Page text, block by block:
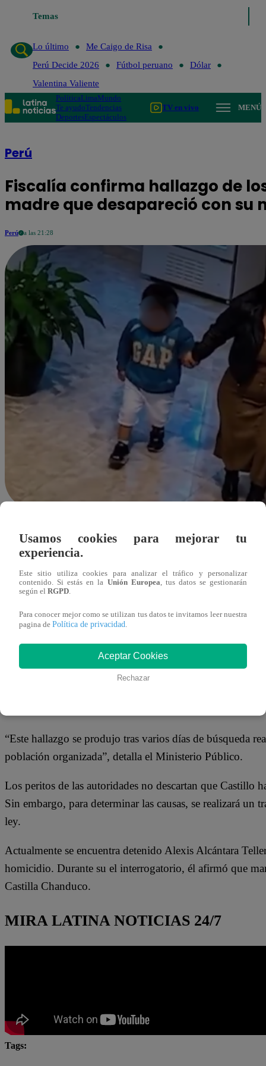
Temas
Lo último
Me Caigo de Risa
Perú Decide 2026
Fútbol peruano
Dólar
Valentina Valiente
PolíticaLimaMundo
Te ayudoTendencias
DeportesEspectáculos
TV en vivo MENÚ
Perú
Fiscalía confirma hallazgo de
madre que desapareció con su
Perú a las 21:28
29 de mayo 2026
La Fiscalía Provincial Mixta de Uchiza, en la región
Zoila Castillo Chanduco, mujer que desapareció junto a
lamentable hecho se da luego de que se encuentre el
Según establece el Ministerio Público, Zoila Castillo
“Este hallazgo se produjo tras varios días de búsqueda
población organizada”, detalla el Ministerio Público.
Los peritos de las autoridades no descartan que Castillo
Sin embargo, para determinar las causas, se realizará un
ley.
Actualmente se encuentra detenido Alexis Alcántara
homicidio. Durante su el interrogatorio, él afirmó que
Castilla Chanduco.
MIRA LATINA NOTICIAS 24/7
Tags:
Usamos cookies para mejorar tu
experiencia.
Este sitio utiliza cookies para analizar el tráfico y personalizar
contenido. Si estás en la Unión Europea , tus datos se gestionarán
según el RGPD
Para conocer mejor como se utilizan tus datos te invitamos leer nuestra
pagina de Política de privacidad
Aceptar Cookies
Rechazar